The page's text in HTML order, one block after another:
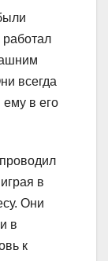
всегда
в его
в
Они
в
к